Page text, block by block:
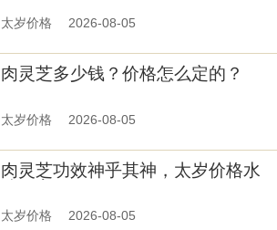
太岁价格 2026-08-05
肉灵芝多少钱？价格怎么定的？
太岁价格 2026-08-05
肉灵芝功效神乎其神，太岁价格水
太岁价格 2026-08-05